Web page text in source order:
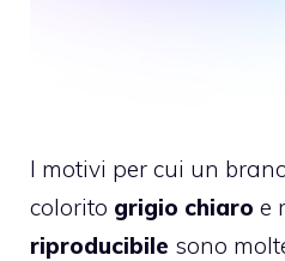
I motivi per cui un
colorito grigio chiaro e
riproducibile sono